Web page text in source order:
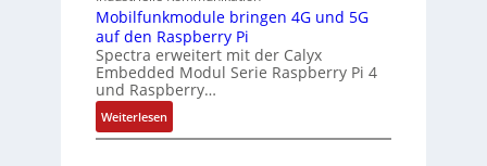
rI
a
n
d
E
-
Z
o
l
l
-
I
Mobilfunkmodule bringen 4G und 5G
auf den Raspberry Pi
Spectra erweitert mit der Calyx
Embedded Modul Serie Raspberry Pi 4
und Raspberry…
Weiterlesen:
M